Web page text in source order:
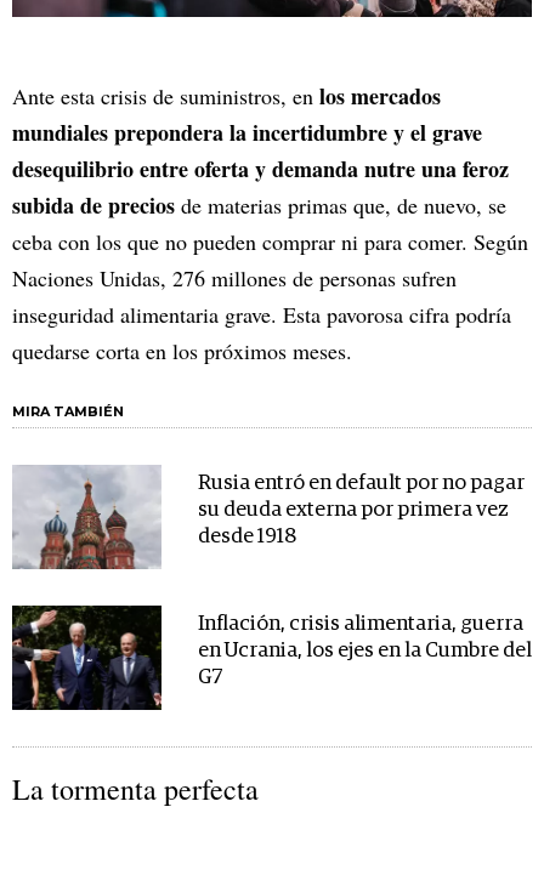
Ante esta crisis de suministros, en los mercados
mundiales prepondera la incertidumbre y el grave
desequilibrio entre oferta y demanda nutre una feroz
subida de precios de materias primas que, de nuevo, se
ceba con los que no pueden comprar ni para comer. Según
Naciones Unidas, 276 millones de personas sufren
inseguridad alimentaria grave. Esta pavorosa cifra podría
quedarse corta en los próximos meses.
MIRA TAMBIÉN
Rusia entró en default por no pagar
su deuda externa por primera vez
desde 1918
Inflación, crisis alimentaria, guerra
en Ucrania, los ejes en la Cumbre del
G7
La tormenta perfecta